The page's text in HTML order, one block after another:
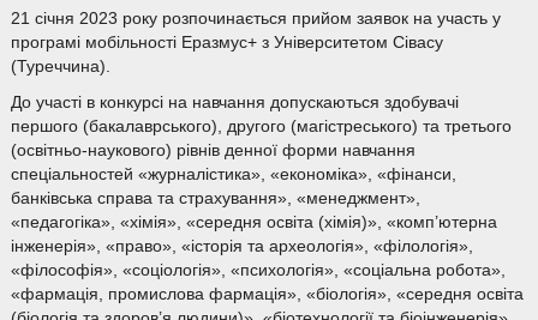
21 січня 2023 року розпочинається прийом заявок на участь у
програмі мобільності Еразмус+ з Університетом Сівасу
(Туреччина).
До участі в конкурсі на навчання допускаються здобувачі
першого (бакалаврського), другого (магістреського) та третього
(освітньо-наукового) рівнів денної форми навчання
спеціальностей «журналістика», «економіка», «фінанси,
банківська справа та страхування», «менеджмент»,
«педагогіка», «хімія», «середня освіта (хімія)», «комп’ютерна
інженерія», «право», «історія та археологія», «філологія»,
«філософія», «соціологія», «психологія», «соціальна робота»,
«фармація, промислова фармація», «біологія», «середня освіта